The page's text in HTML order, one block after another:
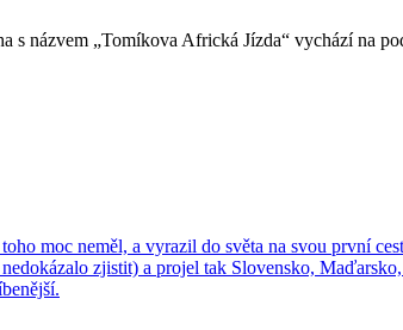
názvem „Tomíkova Africká Jízda“ vychází na
moc neměl, a vyrazil do světa na svou první
zjistit) a projel tak Slovensko,